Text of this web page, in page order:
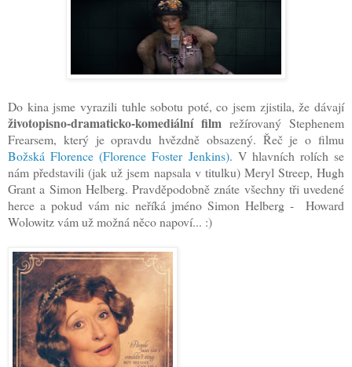
Do kina jsme vyrazili tuhle sobotu poté, co jsem zjistila, že dávají
životopisno-dramaticko-komediální film režírovaný Stephenem
Frearsem, který je opravdu hvězdně obsazený. Řeč je o filmu
Božská Florence (Florence Foster Jenkins). V hlavních rolích se
nám představili (jak už jsem napsala v titulku) Meryl Streep, Hugh
Grant a Simon Helberg. Pravděpodobně znáte všechny tři uvedené
herce a pokud vám nic neříká jméno Simon Helberg - Howard
Wolowitz vám už možná něco napoví... :)